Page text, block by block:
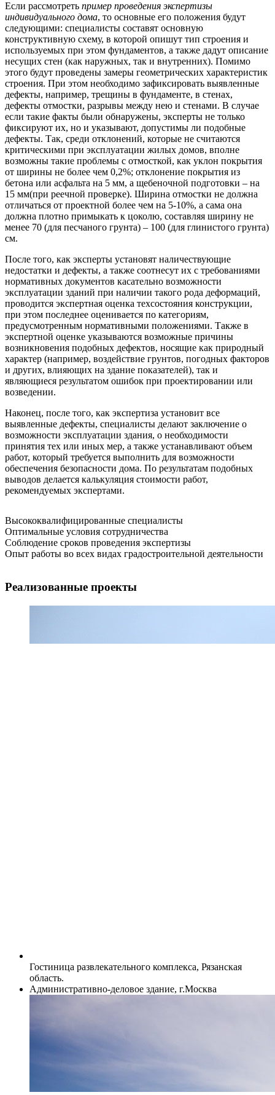
Если рассмотреть пример проведения экспертизы
индивидуального дома, то основные его положения будут
следующими: специалисты составят основную
конструктивную схему, в которой опишут тип строения и
используемых при этом фундаментов, а также дадут описание
несущих стен (как наружных, так и внутренних). Помимо
этого будут проведены замеры геометрических характеристик
строения. При этом необходимо зафиксировать выявленные
дефекты, например, трещины в фундаменте, в стенах,
дефекты отмостки, разрывы между нею и стенами. В случае
если такие факты были обнаружены, эксперты не только
фиксируют их, но и указывают, допустимы ли подобные
дефекты. Так, среди отклонений, которые не считаются
критическими при эксплуатации жилых домов, вполне
возможны такие проблемы с отмосткой, как уклон покрытия
от ширины не более чем 0,2%; отклонение покрытия из
бетона или асфальта на 5 мм, а щебеночной подготовки – на
15 мм(при реечной проверке). Ширина отмостки не должна
отличаться от проектной более чем на 5-10%, а сама она
должна плотно примыкать к цоколю, составляя ширину не
менее 70 (для песчаного грунта) – 100 (для глинистого грунта)
см.
После того, как эксперты установят наличествующие
недостатки и дефекты, а также соотнесут их с требованиями
нормативных документов касательно возможности
эксплуатации зданий при наличии такого рода деформаций,
проводится экспертная оценка техсостояния конструкции,
при этом последнее оценивается по категориям,
предусмотренным нормативными положениями. Также в
экспертной оценке указываются возможные причины
возникновения подобных дефектов, носящие как природный
характер (например, воздействие грунтов, погодных факторов
и других, влияющих на здание показателей), так и
являющиеся результатом ошибок при проектировании или
возведении.
Наконец, после того, как экспертиза установит все
выявленные дефекты, специалисты делают заключение о
возможности эксплуатации здания, о необходимости
принятия тех или иных мер, а также устанавливают объем
работ, который требуется выполнить для возможности
обеспечения безопасности дома. По результатам подобных
выводов делается калькуляция стоимости работ,
рекомендуемых экспертами.
Высококвалифицированные специалисты
Оптимальные условия сотрудничества
Соблюдение сроков проведения экспертизы
Опыт работы во всех видах градостроительной деятельности
Реализованные проекты
Гостиница развлекательного комплекса, Рязанская
область.
Административно-деловое здание, г.Москва